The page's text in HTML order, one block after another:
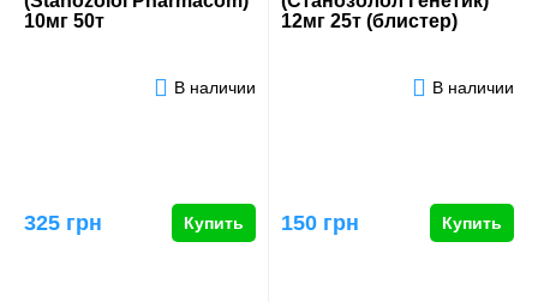
10мг 50т
В наличии
325 грн Купить
12мг 25т (блистер)
В наличии
150 грн Купить